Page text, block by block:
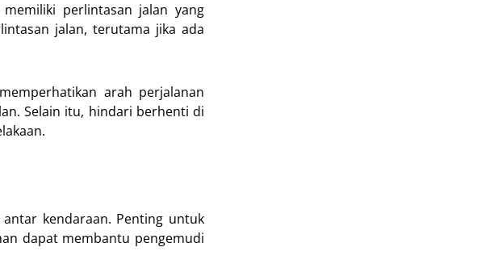
perlintasan jalan yang
jalan, terutama jika ada
arah perjalanan
Selain itu, hindari berhenti di
kendaraan. Penting untuk
dapat membantu pengemudi